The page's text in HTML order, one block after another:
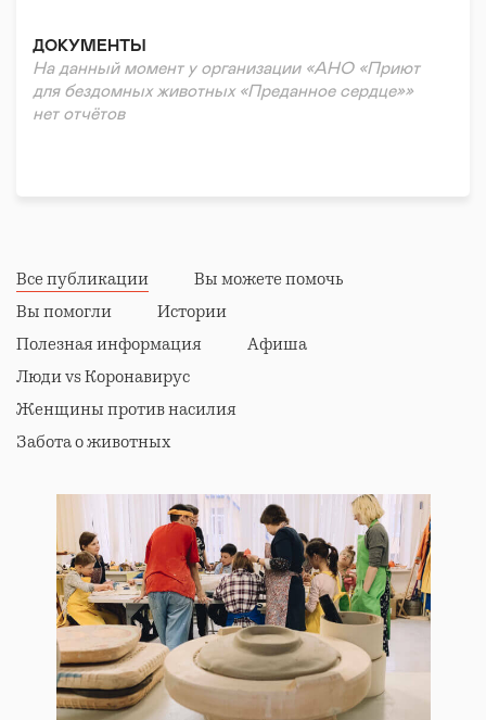
ДОКУМЕНТЫ
На данный момент у организации «АНО «Приют
для бездомных животных «Преданное сердце»»
нет отчётов
Все публикации
Вы можете помочь
Вы помогли
Истории
Полезная информация
Афиша
Люди vs Коронавирус
Женщины против насилия
Забота о животных